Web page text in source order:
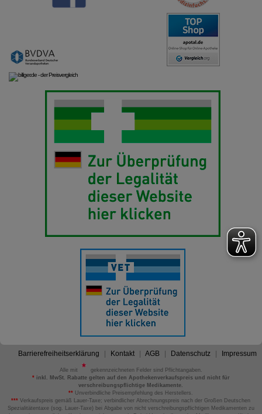
Barrierefreiheitserklärung Kontakt AGB Datenschutz Impressum
Alle mit
gekennzeichneten Felder sind Pflichtangaben.
*inkl. MwSt. Rabatte gelten auf den Apothekenverkaufspreis und nicht für
verschreibungspflichtige Medikamente.
** Unverbindliche Preisempfehlung des Herstellers.
*** Verkaufspreis gemäß Lauer-Taxe; verbindlicher Abrechnungspreis nach der Großen Deutschen
Spezialitätentaxe (sog. Lauer-Taxe) bei Abgabe von nicht verschreibungspflichtigen Medikamenten zu